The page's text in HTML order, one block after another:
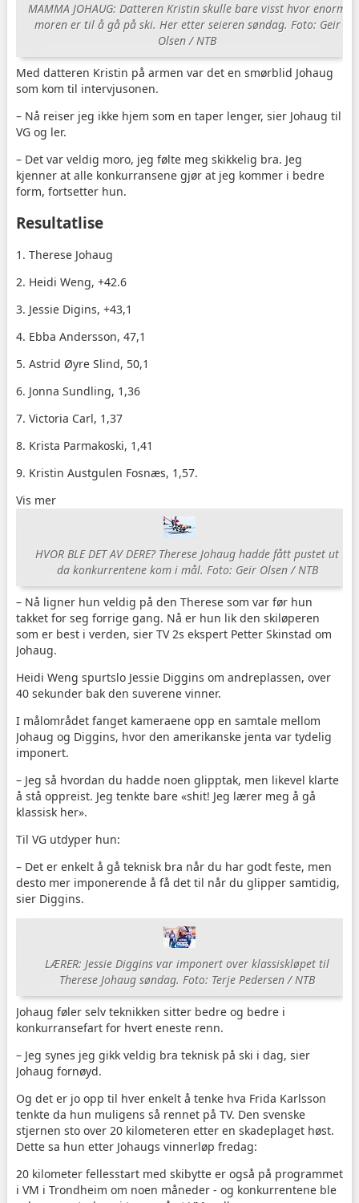
MAMMA JOHAUG: Datteren Kristin skulle bare visst hvor enorm
moren er til å gå på ski. Her etter seieren søndag. Foto: Geir
Olsen / NTB
Med datteren Kristin på armen var det en smørblid Johaug
som kom til intervjusonen.
– Nå reiser jeg ikke hjem som en taper lenger, sier Johaug til
VG og ler.
– Det var veldig moro, jeg følte meg skikkelig bra. Jeg
kjenner at alle konkurransene gjør at jeg kommer i bedre
form, fortsetter hun.
Resultatlise
1. Therese Johaug
2. Heidi Weng, +42.6
3. Jessie Digins, +43,1
4. Ebba Andersson, 47,1
5. Astrid Øyre Slind, 50,1
6. Jonna Sundling, 1,36
7. Victoria Carl, 1,37
8. Krista Parmakoski, 1,41
9. Kristin Austgulen Fosnæs, 1,57.
Vis mer
HVOR BLE DET AV DERE? Therese Johaug hadde fått pustet ut
da konkurrentene kom i mål. Foto: Geir Olsen / NTB
– Nå ligner hun veldig på den Therese som var før hun
takket for seg forrige gang. Nå er hun lik den skiløperen
som er best i verden, sier TV 2s ekspert Petter Skinstad om
Johaug.
Heidi Weng spurtslo Jessie Diggins om andreplassen, over
40 sekunder bak den suverene vinner.
I målområdet fanget kameraene opp en samtale mellom
Johaug og Diggins, hvor den amerikanske jenta var tydelig
imponert.
– Jeg så hvordan du hadde noen glipptak, men likevel klarte
å stå oppreist. Jeg tenkte bare «shit! Jeg lærer meg å gå
klassisk her».
Til VG utdyper hun:
– Det er enkelt å gå teknisk bra når du har godt feste, men
desto mer imponerende å få det til når du glipper samtidig,
sier Diggins.
LÆRER: Jessie Diggins var imponert over klassiskløpet til
Therese Johaug søndag. Foto: Terje Pedersen / NTB
Johaug føler selv teknikken sitter bedre og bedre i
konkurransefart for hvert eneste renn.
– Jeg synes jeg gikk veldig bra teknisk på ski i dag, sier
Johaug fornøyd.
Og det er jo opp til hver enkelt å tenke hva Frida Karlsson
tenkte da hun muligens så rennet på TV. Den svenske
stjernen sto over 20 kilometeren etter en skadeplaget høst.
Dette sa hun etter Johaugs vinnerløp fredag:
20 kilometer fellesstart med skibytte er også på programmet
i VM i Trondheim om noen måneder - og konkurrentene ble